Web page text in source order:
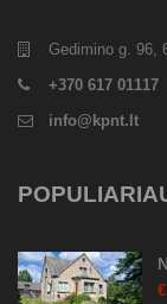
Gedimino g. 96,
+370 617 01117
info@kpnt.lt